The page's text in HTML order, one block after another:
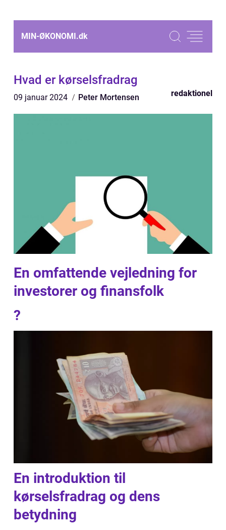
MIN-ØKONOMI.dk
Hvad er kørselsfradrag
09 januar 2024 Peter Mortensen redaktionel
En omfattende vejledning for
investorer og finansfolk
?
En introduktion til
kørselsfradrag og dens
betydning